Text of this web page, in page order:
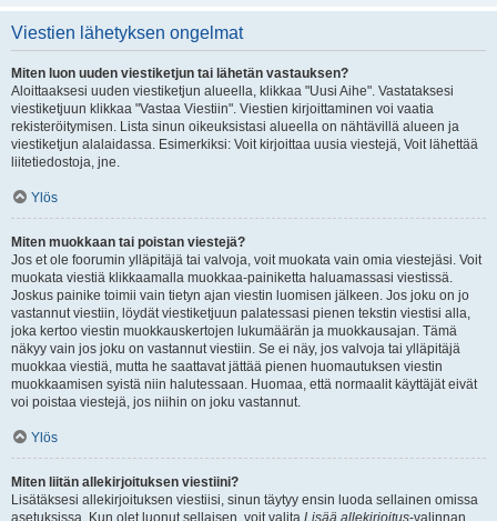
Viestien lähetyksen ongelmat
Miten luon uuden viestiketjun tai lähetän vastauksen?
Aloittaaksesi uuden viestiketjun alueella, klikkaa "Uusi Aihe". Vastataksesi
viestiketjuun klikkaa "Vastaa Viestiin". Viestien kirjoittaminen voi vaatia
rekisteröitymisen. Lista sinun oikeuksistasi alueella on nähtävillä alueen ja
viestiketjun alalaidassa. Esimerkiksi: Voit kirjoittaa uusia viestejä, Voit lähettää
liitetiedostoja, jne.
Ylös
Miten muokkaan tai poistan viestejä?
Jos et ole foorumin ylläpitäjä tai valvoja, voit muokata vain omia viestejäsi. Voit
muokata viestiä klikkaamalla muokkaa-painiketta haluamassasi viestissä.
Joskus painike toimii vain tietyn ajan viestin luomisen jälkeen. Jos joku on jo
vastannut viestiin, löydät viestiketjuun palatessasi pienen tekstin viestisi alla,
joka kertoo viestin muokkauskertojen lukumäärän ja muokkausajan. Tämä
näkyy vain jos joku on vastannut viestiin. Se ei näy, jos valvoja tai ylläpitäjä
muokkaa viestiä, mutta he saattavat jättää pienen huomautuksen viestin
muokkaamisen syistä niin halutessaan. Huomaa, että normaalit käyttäjät eivät
voi poistaa viestejä, jos niihin on joku vastannut.
Ylös
Miten liitän allekirjoituksen viestiini?
Lisätäksesi allekirjoituksen viestiisi, sinun täytyy ensin luoda sellainen omissa
asetuksissa. Kun olet luonut sellaisen, voit valita Lisää allekirjoitus-valinnan